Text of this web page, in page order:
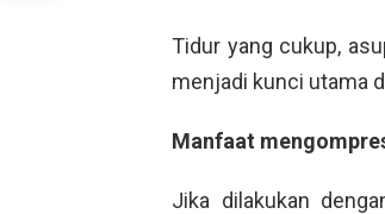
Tidur yang cukup,
menjadi kunci utama
Manfaat
Jika dilakukan